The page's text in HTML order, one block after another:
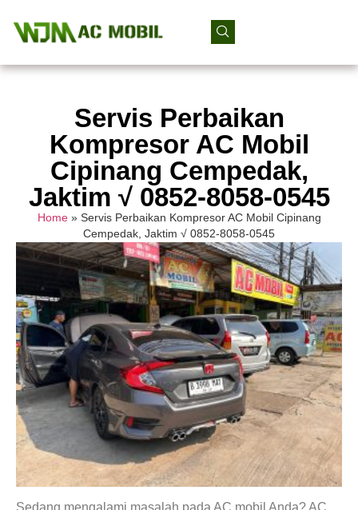
Servis Perbaikan
Kompresor AC Mobil
Cipinang Cempedak,
Jaktim √ 0852-8058-0545
Home» Servis Perbaikan Kompresor AC Mobil Cipinang
Cempedak, Jaktim √ 0852-8058-0545
Sedang mengalami masalah pada AC mobil Anda? AC